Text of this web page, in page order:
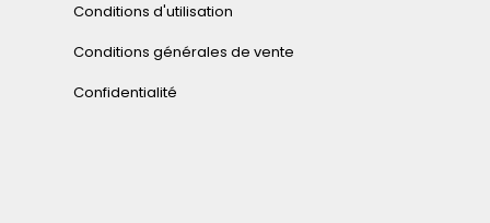
Conditions d'utilisation
Conditions générales de vente
Confidentialité